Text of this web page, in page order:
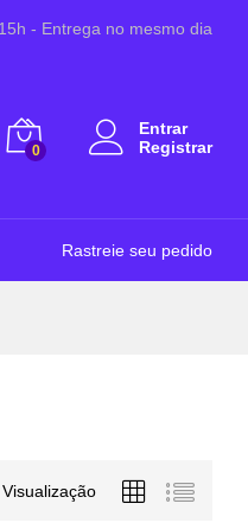
- Entrega no mesmo dia
0
Entrar
Registrar
Rastreie seu pedido
Visualização